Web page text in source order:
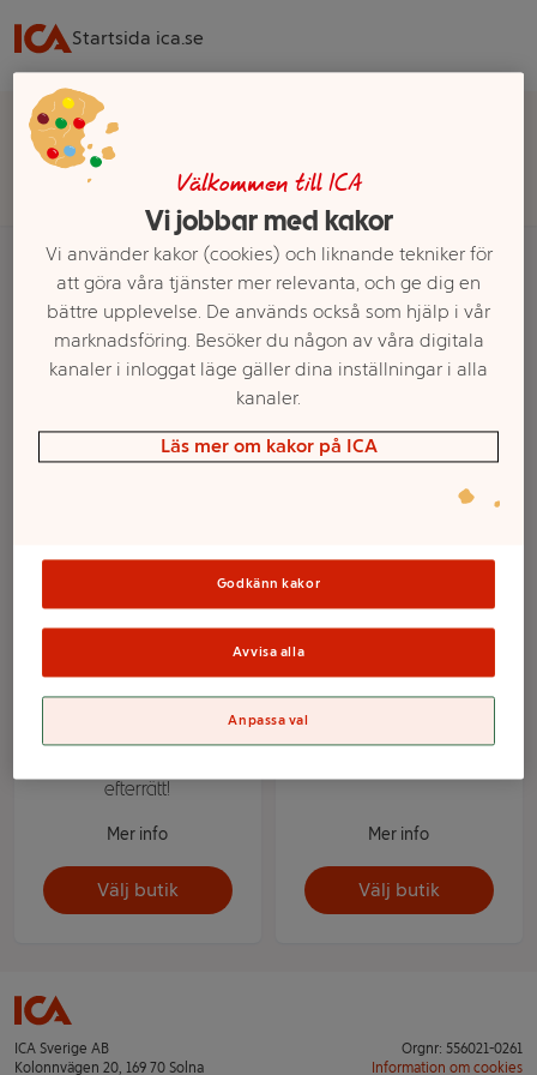
Startsida ica.se
Välj butik för rätt sortiment, pris och leveransalternativ
Välj butik
Startsida
Ett exempel på onlinesortiment visas.
Produkter från Vesterlund
efterrätt!
Mer info
Välj butik
Mer info
Välj butik
ICA Sverige AB
Kolonnvägen 20, 169 70 Solna
Orgnr: 556021-0261
Information om cookies
Välkommen till ICA
Vi jobbar med kakor
Vi använder kakor (cookies) och liknande tekniker för
att göra våra tjänster mer relevanta, och ge dig en
bättre upplevelse. De används också som hjälp i vår
marknadsföring. Besöker du någon av våra digitala
kanaler i inloggat läge gäller dina inställningar i alla
kanaler.
Läs mer om kakor på ICA
Godkänn kakor
Avvisa alla
Anpassa val